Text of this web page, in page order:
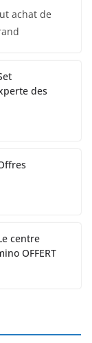
achat de
des
centre
OFFERT